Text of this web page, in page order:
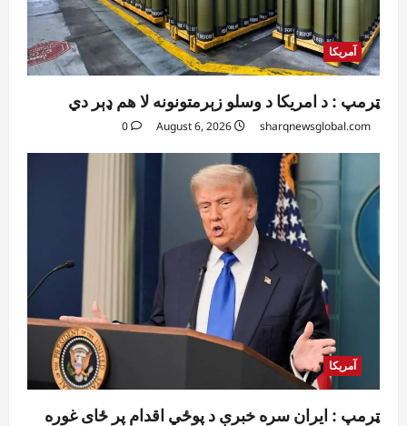
آمریکا
ټرمپ : د امریکا د وسلو زېرمتونونه لا هم ډېر دي
sharqnewsglobal.com
0
آمریکا
ټرمپ : ایران سره خبرې د پوځي اقدام پر ځای غوره